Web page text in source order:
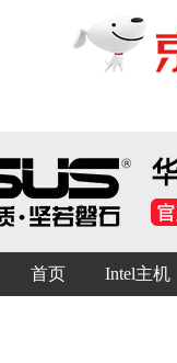
Intel主机
首页